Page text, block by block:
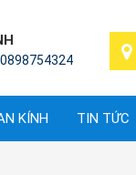
0898754324
KÍNH TIN TỨC